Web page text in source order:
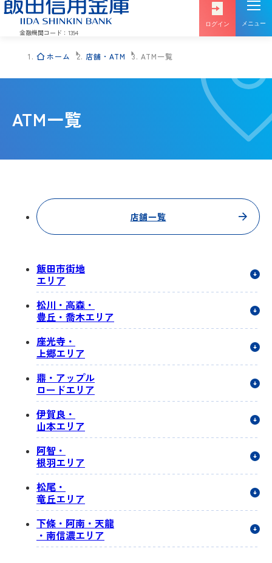
金融機関コード：1394
ログイン
ログイン
インターネットバンキング
ログイン
でんさい
メニュー
ホーム 店舗・ATM ATM一覧
ATM一覧
店舗一覧
飯田市街地
エリア
松川・高森・
豊丘・喬木エリア
座光寺・
上郷エリア
鼎・アップル
ロードエリア
伊賀良・
山本エリア
阿智・
根羽エリア
松尾・
竜丘エリア
下條・阿南・天龍
・南信濃エリア